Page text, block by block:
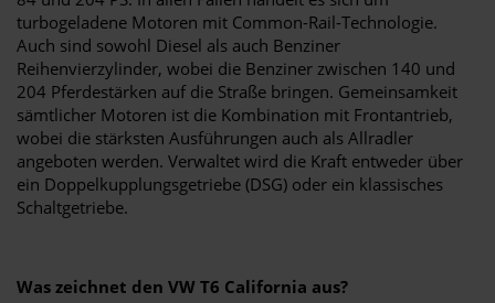
turbogeladene Motoren mit Common-Rail-Technologie.
Auch sind sowohl Diesel als auch Benziner
Reihenvierzylinder, wobei die Benziner zwischen 140 und
204 Pferdestärken auf die Straße bringen. Gemeinsamkeit
sämtlicher Motoren ist die Kombination mit Frontantrieb,
wobei die stärksten Ausführungen auch als Allradler
angeboten werden. Verwaltet wird die Kraft entweder über
ein Doppelkupplungsgetriebe (DSG) oder ein klassisches
Schaltgetriebe.
Was zeichnet den VW T6 California aus?